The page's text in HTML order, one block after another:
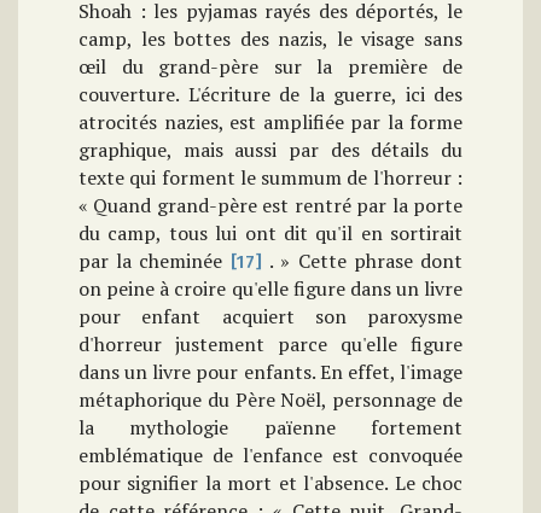
Shoah : les pyjamas rayés des déportés, le
camp, les bottes des nazis, le visage sans
œil du grand-père sur la première de
couverture. L'écriture de la guerre, ici des
atrocités nazies, est amplifiée par la forme
graphique, mais aussi par des détails du
texte qui forment le summum de l'horreur :
« Quand grand-père est rentré par la porte
du camp, tous lui ont dit qu'il en sortirait
par la cheminée [17] . » Cette phrase dont
on peine à croire qu'elle figure dans un livre
pour enfant acquiert son paroxysme
d'horreur justement parce qu'elle figure
dans un livre pour enfants. En effet, l'image
métaphorique du Père Noël, personnage de
la mythologie païenne fortement
emblématique de l'enfance est convoquée
pour signifier la mort et l'absence. Le choc